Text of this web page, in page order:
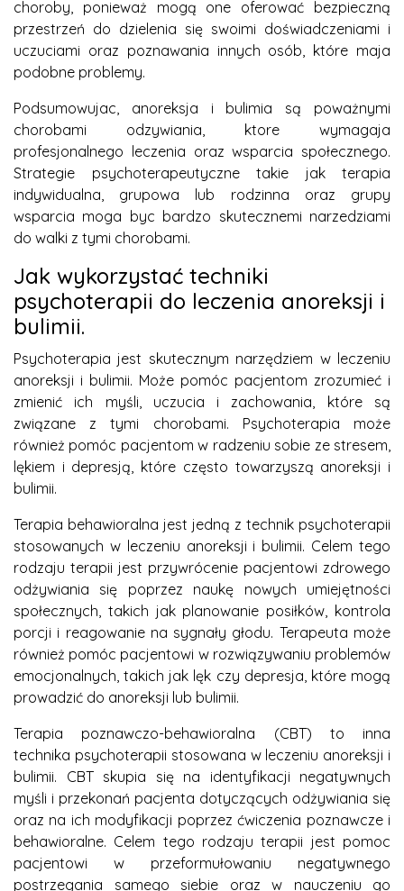
choroby, ponieważ mogą one oferować bezpieczną
przestrzeń do dzielenia się swoimi doświadczeniami i
uczuciami oraz poznawania innych osób, które maja
podobne problemy.
Podsumowujac, anoreksja i bulimia są poważnymi
chorobami odzywiania, ktore wymagaja
profesjonalnego leczenia oraz wsparcia społecznego.
Strategie psychoterapeutyczne takie jak terapia
indywidualna, grupowa lub rodzinna oraz grupy
wsparcia moga byc bardzo skutecznemi narzedziami
do walki z tymi chorobami.
Jak wykorzystać techniki
psychoterapii do leczenia anoreksji i
bulimii.
Psychoterapia jest skutecznym narzędziem w leczeniu
anoreksji i bulimii. Może pomóc pacjentom zrozumieć i
zmienić ich myśli, uczucia i zachowania, które są
związane z tymi chorobami. Psychoterapia może
również pomóc pacjentom w radzeniu sobie ze stresem,
lękiem i depresją, które często towarzyszą anoreksji i
bulimii.
Terapia behawioralna jest jedną z technik psychoterapii
stosowanych w leczeniu anoreksji i bulimii. Celem tego
rodzaju terapii jest przywrócenie pacjentowi zdrowego
odżywiania się poprzez naukę nowych umiejętności
społecznych, takich jak planowanie posiłków, kontrola
porcji i reagowanie na sygnały głodu. Terapeuta może
również pomóc pacjentowi w rozwiązywaniu problemów
emocjonalnych, takich jak lęk czy depresja, które mogą
prowadzić do anoreksji lub bulimii.
Terapia poznawczo-behawioralna (CBT) to inna
technika psychoterapii stosowana w leczeniu anoreksji i
bulimii. CBT skupia się na identyfikacji negatywnych
myśli i przekonań pacjenta dotyczących odżywiania się
oraz na ich modyfikacji poprzez ćwiczenia poznawcze i
behawioralne. Celem tego rodzaju terapii jest pomoc
pacjentowi w przeformułowaniu negatywnego
postrzegania samego siebie oraz w nauczeniu go